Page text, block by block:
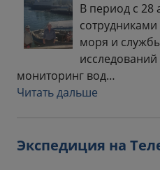
В период с 28
моря и
мониторинг вод…
Читать дальше
Экспедиция на